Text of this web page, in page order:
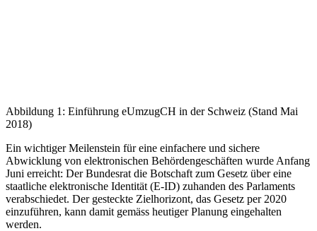
Abbildung 1: Einführung eUmzugCH in der Schweiz (Stand Mai
2018)
Ein wichtiger Meilenstein für eine einfachere und sichere
Abwicklung von elektronischen Behördengeschäften wurde Anfang
Juni erreicht: Der Bundesrat die Botschaft zum Gesetz über eine
staatliche elektronische Identität (E-ID) zuhanden des Parlaments
verabschiedet. Der gesteckte Zielhorizont, das Gesetz per 2020
einzuführen, kann damit gemäss heutiger Planung eingehalten
werden.